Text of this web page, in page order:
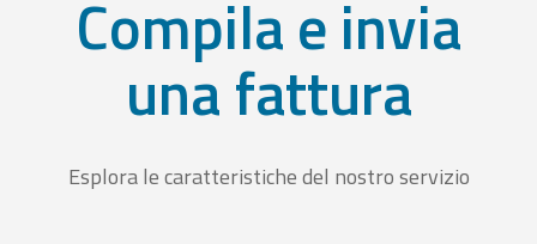
Compila e invia
una fattura
Esplora le caratteristiche del nostro servizio